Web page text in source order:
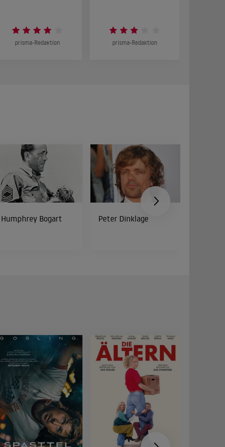
prisma-Redaktion prisma-Redaktion
Humphrey Bogart Peter Dinklage